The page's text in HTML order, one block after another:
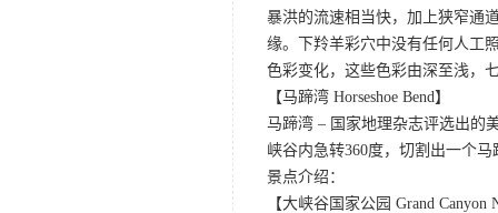
暴洪的流速相当快，加上狭窄通
缘。下羚羊彩穴中没有任何人工
色彩变化，这些色彩由深至浅，
【马蹄湾 Horseshoe Bend】
马蹄湾 – 国家地理杂志评选出的
峡谷内急转360度，切割出一个
景点介绍：
【大峡谷国家公园 Grand Canyon